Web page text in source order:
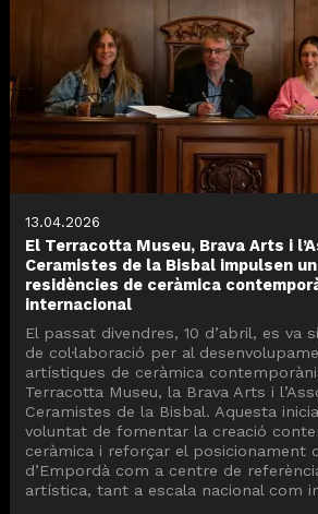
13.04.2026
El Terracotta Museu, Brava Arts i
Ceramistes de la Bisbal impulsen
residències de ceràmica
internacional
El passat divendres, 10 d’abril, es va
de col·laboració per al
artístiques de ceràmica
Terracotta Museu, la Brava Arts i
Ceramistes de la Bisbal. Aquesta
voluntat de fomentar la creació
ceràmica i reforçar el posicionament
d’Empordà com a centre de
artística, tant a escala nacional com